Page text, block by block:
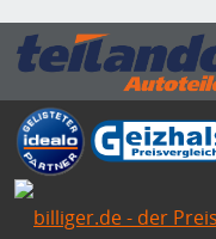
vorherige Zustimmung von
und/oder diese Handlungen
Zuwiderhandeln stellt eine
Bitte prüfen Sie, ob das über
auch tatsächlich dem
Gegebenenfalls sind
sicherzustellen, dass das
Kraftfahrzeug passt.